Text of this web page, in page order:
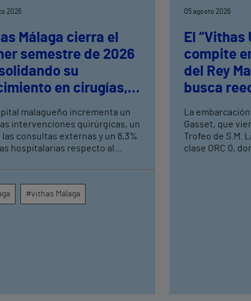
2026
Málaga cierra el
semestre de 2026
su
en cirugías,
hospitalarias
malagueño incrementa un
intervenciones quirúrgicas, un
las consultas externas y un 8,3%
hospitalarias respecto al
médicos de Vithas en la
dispara un 140% las
#vithas Málaga
05 agosto 2026
El “Vithas
compite
del Rey
busca
La
Gasset, que
Trofeo de S.M.
clase ORC 0,
Tenis